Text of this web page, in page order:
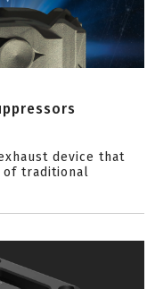
device that
of traditional